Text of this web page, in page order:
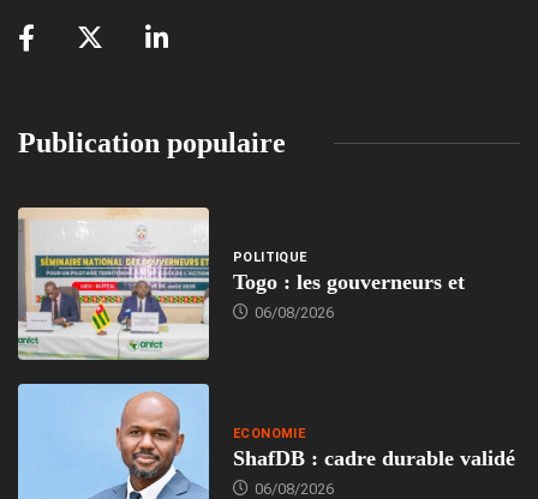
Publication populaire
POLITIQUE
Togo : les gouverneurs et
06/08/2026
ECONOMIE
ShafDB : cadre durable validé
06/08/2026